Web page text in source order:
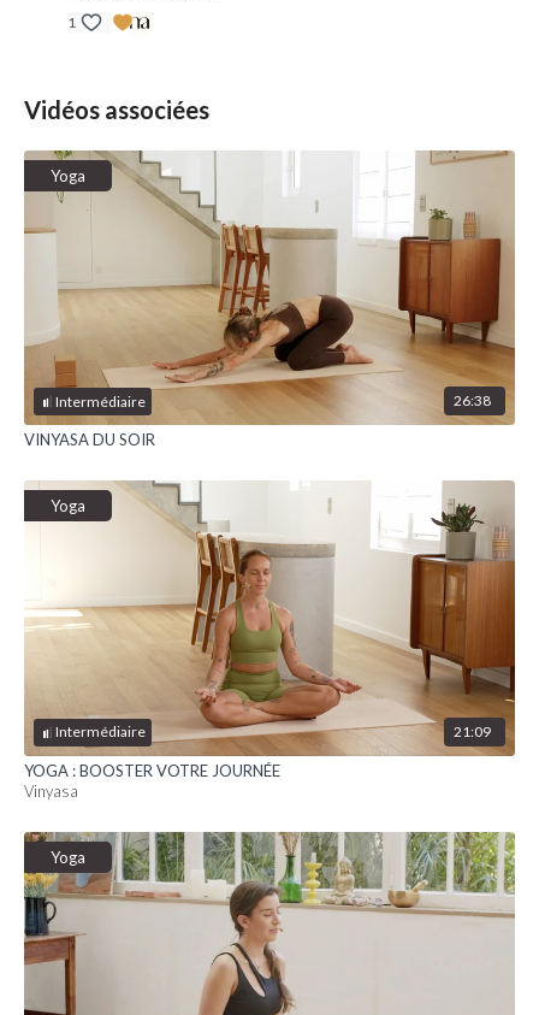
1
Vidéos associées
Intermédiaire
Yoga
26:38
VINYASA DU SOIR
Intermédiaire
Yoga
21:09
YOGA : BOOSTER VOTRE JOURNÉE
Vinyasa
Yoga